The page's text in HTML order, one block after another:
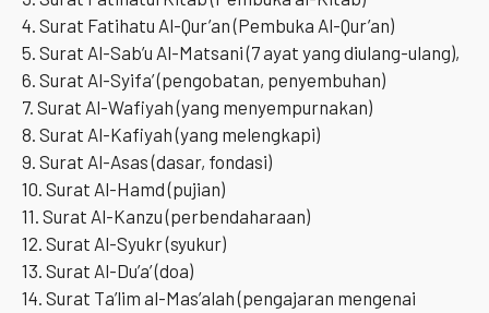
4. Surat Fatihatu Al-Qur’an (Pembuka Al-Qur’an)
5. Surat Al-Sab’u Al-Matsani (7 ayat yang diulang-ulang),
6. Surat Al-Syifa’ (pengobatan, penyembuhan)
7. Surat Al-Wafiyah (yang menyempurnakan)
8. Surat Al-Kafiyah (yang melengkapi)
9. Surat Al-Asas (dasar, fondasi)
10. Surat Al-Hamd (pujian)
11. Surat Al-Kanzu (perbendaharaan)
12. Surat Al-Syukr (syukur)
13. Surat Al-Du’a’ (doa)
14. Surat Ta’lim al-Mas’alah (pengajaran mengenai